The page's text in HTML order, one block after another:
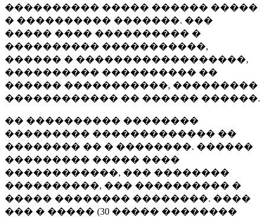
���������� ����� ������ �����
� ���������� �������. ���
����� ���� ���������� �
���������� �����������,
������ � ������������������,
���������� ���������� ��
������ �����������, ���������
������������ �� ������ ������.
�� ���������� ��������
��������� ������������� ��
�������� �� � ��������. ������
��������� ����� ����
������������, ��� ��������
����������, ��� ���������� �
����� �������� ��������. ����
��� � ����� (30 ����� ��������